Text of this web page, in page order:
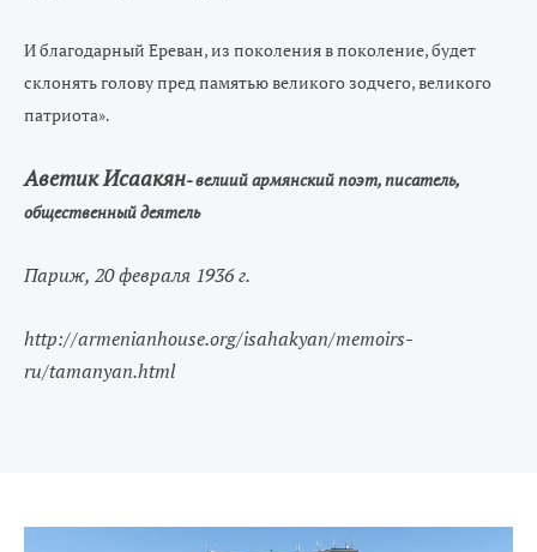
И благодарный Ереван, из поколения в поколение, будет
склонять голову пред памятью великого зодчего, великого
патриота».
Аветик Исаакян- велиий армянский поэт, писатель,
общественный деятель
Париж, 20 февраля 1936 г.
http://armenianhouse.org/isahakyan/memoirs-
ru/tamanyan.html